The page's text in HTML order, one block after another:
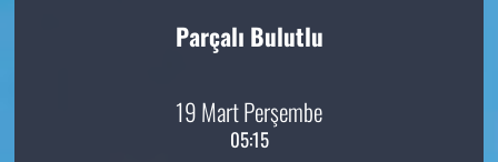
Parçalı Bulutlu
19 Mart Perşembe
05:15